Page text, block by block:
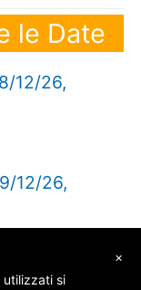
le Date
12/26,
12/26,
×
utilizzati si